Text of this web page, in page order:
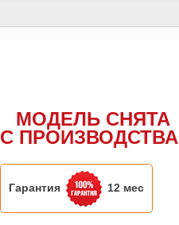
МОДЕЛЬ СНЯТА
С ПРОИЗВОДСТВА
Гарантия 12 мес